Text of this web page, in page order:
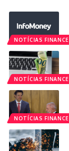
NOTÍCIAS
NOTÍCIAS
NOTÍCIAS